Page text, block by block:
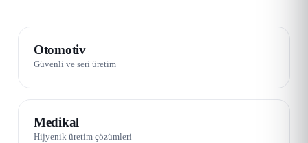
Otomotiv
Güvenli ve seri üretim
Medikal
Hijyenik üretim çözümleri